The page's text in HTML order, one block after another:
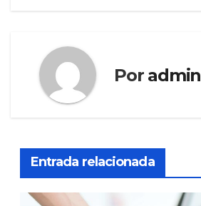
Por admin
Entrada relacionada